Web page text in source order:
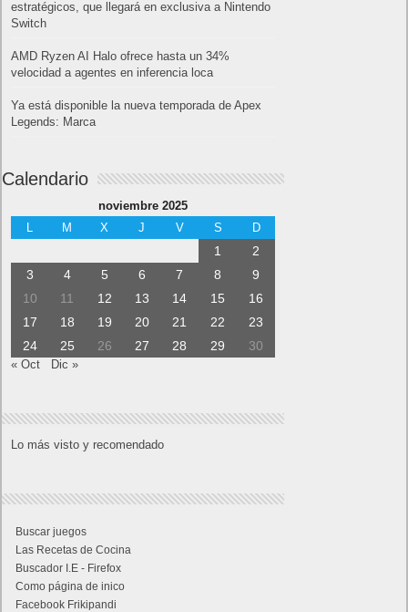
estratégicos, que llegará en exclusiva a Nintendo
Switch
AMD Ryzen AI Halo ofrece hasta un 34%
velocidad a agentes en inferencia loca
Ya está disponible la nueva temporada de Apex
Legends: Marca
Calendario
noviembre 2025
M X J V S D
1
2
3
4 5 6 7 8
9
10
11 12 13 14 15
16
17
18 19 20 21 22
23
24
25 26 27 28 29 30
« Oct Dic »
Lo más visto y recomendado
Buscar juegos
Las Recetas de Cocina
Buscador I.E - Firefox
Como página de inico
Facebook Frikipandi